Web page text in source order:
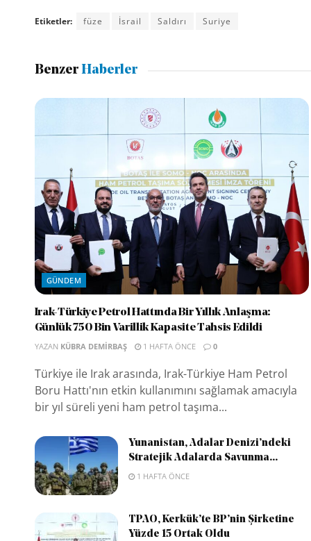
Etiketler: füze İsrail Saldırı Suriye
BenzerHaberler
GÜNDEM
Irak-Türkiye Petrol Hattında Bir Yıllık Anlaşma:
Günlük 750 Bin Varillik Kapasite Tahsis Edildi
YAZAN KÜBRA DEMIRBAŞ 1 HAFTA ÖNCE 0
Türkiye ile Irak arasında, Irak-Türkiye Ham Petrol
Boru Hattı'nın etkin kullanımını sağlamak amacıyla
bir yıl süreli yeni ham petrol taşıma...
Yunanistan, Adalar Denizi’ndeki
Stratejik Adalarda Savunma...
1 HAFTA ÖNCE
TPAO, Kerkük’te BP’nin Şirketine
Yüzde 15 Ortak Oldu